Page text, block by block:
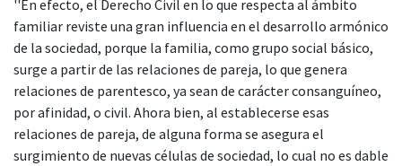
''En efecto, el Derecho Civil en lo que respecta al ámbito
familiar reviste una gran influencia en el desarrollo armónico
de la sociedad, porque la familia, como grupo social básico,
surge a partir de las relaciones de pareja, lo que genera
relaciones de parentesco, ya sean de carácter consanguíneo,
por afinidad, o civil. Ahora bien, al establecerse esas
relaciones de pareja, de alguna forma se asegura el
surgimiento de nuevas células de sociedad, lo cual no es dable